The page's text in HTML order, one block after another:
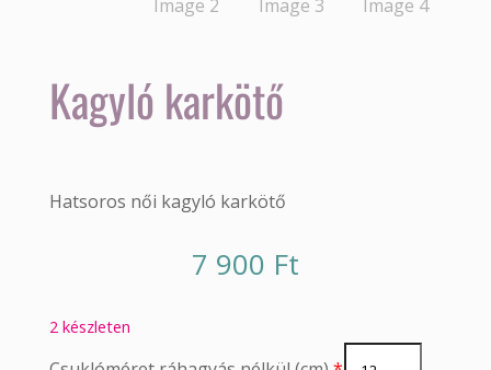
Kagyló karkötő
Hatsoros női kagyló karkötő
7 900 Ft
2 készleten